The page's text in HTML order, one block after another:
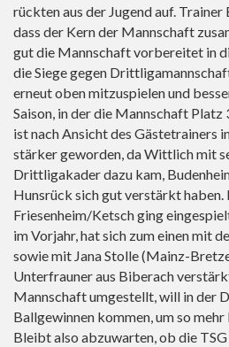
rückten aus der Jugend auf. Trainer
dass der Kern der Mannschaft
gut die Mannschaft vorbereitet in
die Siege gegen
erneut oben mitzuspielen und
Saison, in der die Mannschaft Platz
ist nach Ansicht des Gästetrainers
stärker geworden, da Wittlich mit
Drittligakader dazu kam,
Hunsrück sich gut verstärkt haben.
Friesenheim/Ketsch ging
im Vorjahr, hat sich zum einen mit
sowie mit Jana Stolle (Mainz-
Unterfrauner aus Biberach
Mannschaft umgestellt, will in der
Ballgewinnen kommen, um so mehr
Bleibt also abzuwarten, ob die